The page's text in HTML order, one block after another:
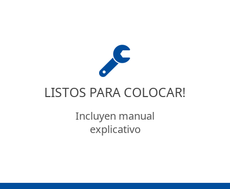
LISTOS PARA COLOCAR!
Incluyen manual
explicativo